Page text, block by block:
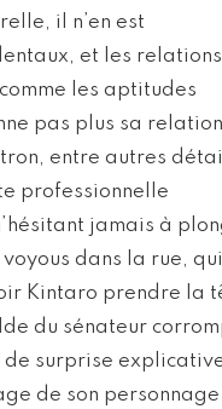
il n’en est
et les relations
les aptitudes
pas plus sa relation
entre autres
professionnelle
jamais à
dans la rue,
Kintaro prendre la
du sénateur
surprise
de son